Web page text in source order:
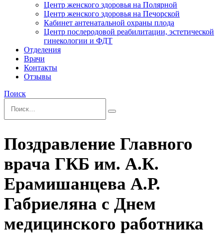
Центр женского здоровья на Полярной
Центр женского здоровья на Печорской
Кабинет антенатальной охраны плода
Центр послеродовой реабилитации, эстетической
гинекологии и ФДТ
Отделения
Врачи
Контакты
Отзывы
Поиск
Поздравление Главного
врача ГКБ им. А.К.
Ерамишанцева А.Р.
Габриеляна с Днем
медицинского работника